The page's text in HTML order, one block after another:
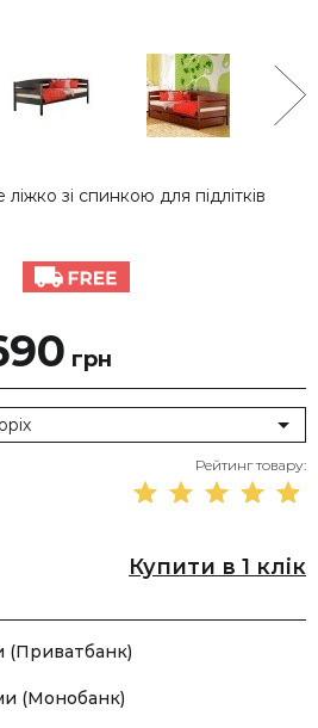
зі спинкою для підлітків
грн
Рейтинг товару:
Купити в 1 клік
(Приватбанк)
(Монобанк)